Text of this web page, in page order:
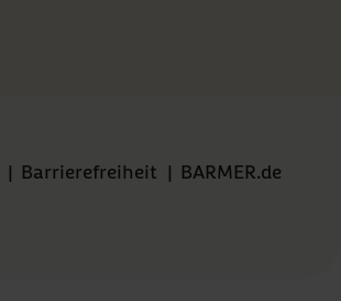
| Barrierefreiheit | BARMER.de